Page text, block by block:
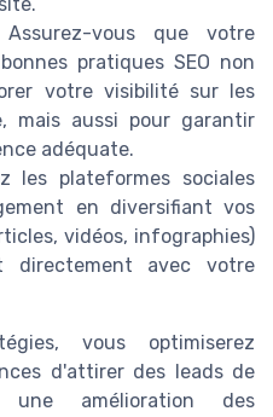
vous que votre
pratiques SEO non
votre visibilité sur les
mais aussi pour garantir
adéquate.
les plateformes sociales
en diversifiant vos
vidéos, infographies)
directement avec votre
vous optimiserez
d'attirer des leads de
amélioration des